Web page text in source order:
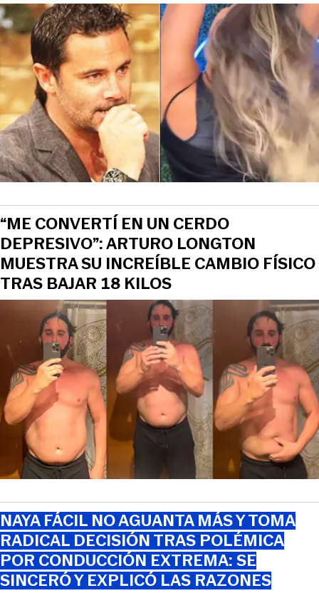
“ME CONVERTÍ EN UN CERDO
DEPRESIVO”: ARTURO LONGTON
MUESTRA SU INCREÍBLE CAMBIO FÍSICO
TRAS BAJAR 18 KILOS
NAYA FÁCIL NO AGUANTA MÁS Y TOMA
RADICAL DECISIÓN TRAS POLÉMICA
POR CONDUCCIÓN EXTREMA: SE
SINCERÓ Y EXPLICÓ LAS RAZONES